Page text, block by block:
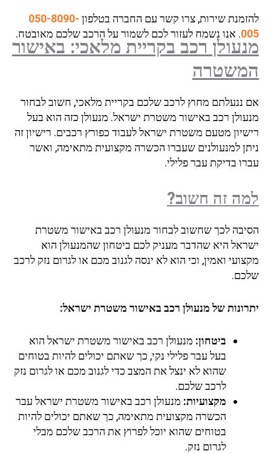
שירות, צרו קשר עם החברה בטלפון050-8090-
. אנו נשמח לעזור לכם לשמור על הרכב שלכם מאובטח.
רכב בקריית מלאכי: באישור
ננעלתם מחוץ לרכב שלכם בקריית מלאכי, חשוב לבחור
רכב באישור משטרת ישראל. מנעולן כזה הוא בעל
מטעם משטרת ישראל לעבוד כפורץ רכבים. רישיון זה
למנעולנים שעברו הכשרה מקצועית מתאימה, ואשר
בדיקת עבר פלילי.
זה חשוב?
לכך שחשוב לבחור מנעולן רכב באישור משטרת
היא שהדבר מעניק לכם ביטחון שהמנעולן הוא
ואמין, וכי הוא לא ינסה לגנוב מכם או לגרום נזק לרכב
של מנעולן רכב באישור משטרת ישראל:
ביטחון:מנעולן רכב באישור משטרת ישראל הוא
בעל עבר פלילי נקי, כך שאתם יכולים להיות בטוחים
שהוא לא ינצל את המצב כדי לגנוב מכם או לגרום נזק
לרכב שלכם.
מקצועיות:מנעולן רכב באישור משטרת ישראל עבר
הכשרה מקצועית מתאימה, כך שאתם יכולים להיות
בטוחים שהוא יוכל לפרוץ את הרכב שלכם מבלי
לגרום נזק.